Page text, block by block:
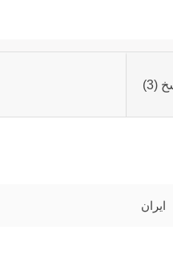
(3)
ایران